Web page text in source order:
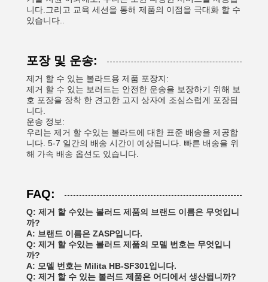
니다.그리고 교육 세션을 통해 제품의 이점을 극대화 할 수
있습니다..
포장 및 운송:
제거 할 수 있는 볼라드용 제품 포장지:
제거 할 수 있는 보러드는 안전한 운송을 보장하기 위해 보
호 포장을 장착 한 견고한 고지 상자에 조심스럽게 포장됩
니다.
운송 정보:
우리는 제거 할 수있는 볼라드에 대한 표준 배송을 제공합
니다. 5-7 일간의 배송 시간이 예상됩니다. 빠른 배송을 위
해 가속 배송 옵션도 있습니다.
FAQ:
Q: 제거 할 수있는 볼러드 제품의 브랜드 이름은 무엇입니
까?
A: 브랜드 이름은 ZASP입니다.
Q: 제거 할 수있는 볼러드 제품의 모델 번호는 무엇입니
까?
A: 모델 번호는 Milita HB-SF301입니다.
Q: 제거 할 수 있는 볼러드 제품은 어디에서 생산됩니까?